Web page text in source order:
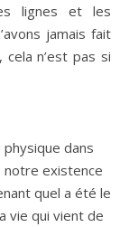
lignes et les
jamais fait
n’est pas si
dans
notre existence
quel a été le
vie qui vient de